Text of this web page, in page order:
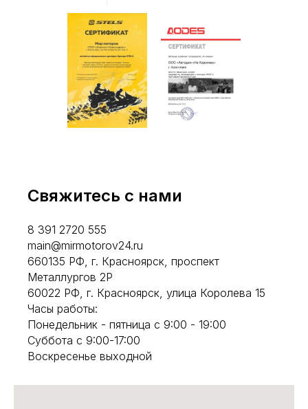
Свяжитесь с нами
8 391 2720 555
main@mirmotorov24.ru
660135 РФ, г. Красноярск, проспект
Металлургов 2Р
60022 РФ, г. Красноярск, улица Королева 15
Часы работы:
Понедельник - пятница с 9:00 - 19:00
Суббота с 9:00-17:00
Воскресенье выходной